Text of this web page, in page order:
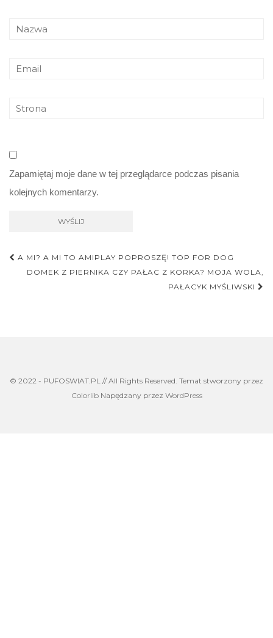
Zapamiętaj moje dane w tej przeglądarce podczas pisania
kolejnych komentarzy.
Nawigacja
postu
A MI? A MI TO AMIPLAY POPROSZĘ! TOP FOR DOG
DOMEK Z PIERNIKA CZY PAŁAC Z KORKA? MOJA WOLA,
PAŁACYK MYŚLIWSKI
© 2022 - PUFOSWIAT.PL // All Rights Reserved. Temat stworzony przez
ColorlibNapędzany przez WordPress